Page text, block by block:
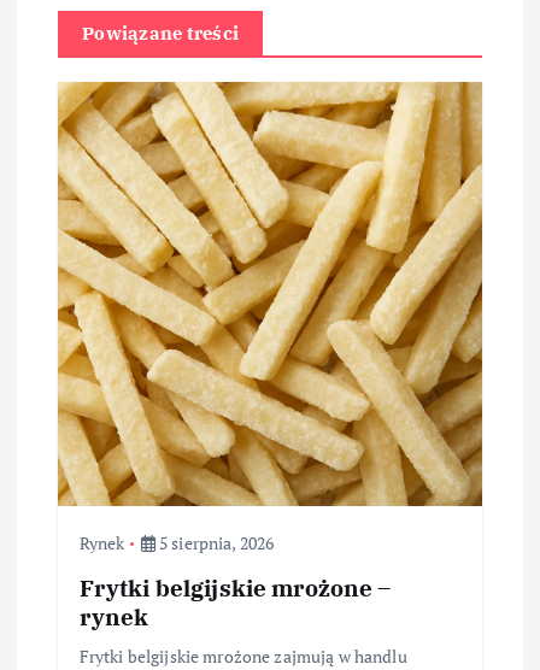
Powiązane treści
Rynek 5 sierpnia, 2026
Frytki belgijskie mrożone –
rynek
Frytki belgijskie mrożone zajmują w handlu